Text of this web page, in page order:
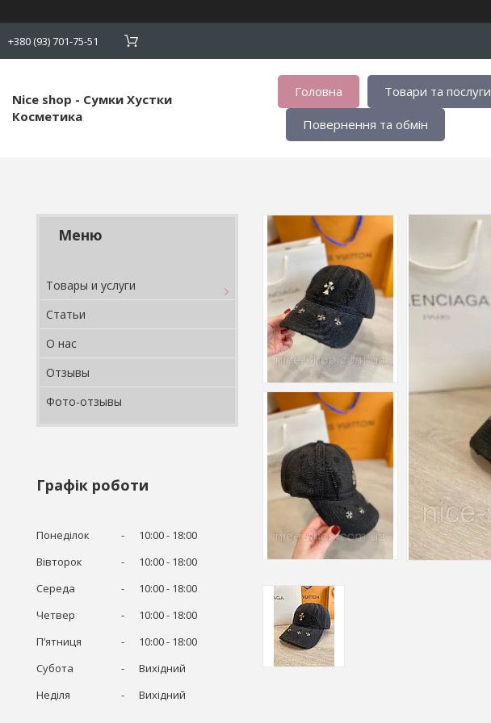
+380 (93) 701-75-51
Nice shop - Сумки Хустки
Косметика
Головна Товари та послуги
Повернення та обмін
Товары и услуги
Статьи
О нас
Отзывы
Фото-отзывы
Графік роботи
Понеділок 10:00
18:00
Вівторок
10:00
18:00
Середа
10:00
18:00
Четвер
10:00
18:00
Пʼятниця
10:00
18:00
Субота
Вихідний
Неділя
Вихідний